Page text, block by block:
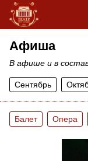
Афиша
В афише и в
Сентябрь
Балет Опера